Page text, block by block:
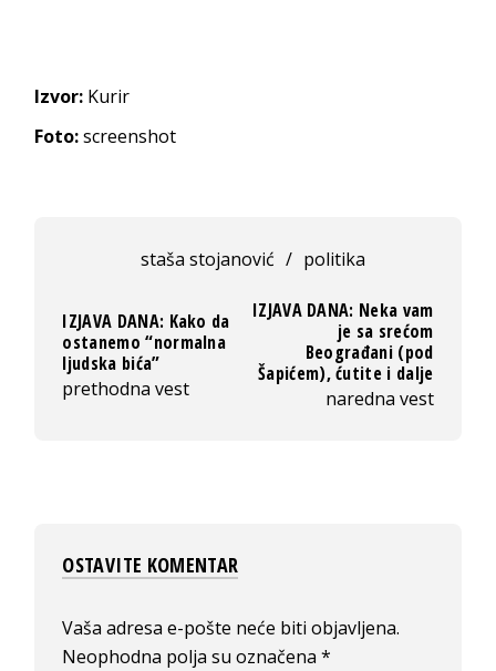
Izvor: Kurir
Foto:screenshot
staša stojanović / politika
IZJAVA DANA: Kako da
ostanemo “normalna
ljudska bića”
prethodna vest
IZJAVA DANA: Neka vam
je sa srećom
Beograđani (pod
Šapićem), ćutite i dalje
naredna vest
OSTAVITE KOMENTAR
Vaša adresa e-pošte neće biti objavljena.
Neophodna polja su označena*